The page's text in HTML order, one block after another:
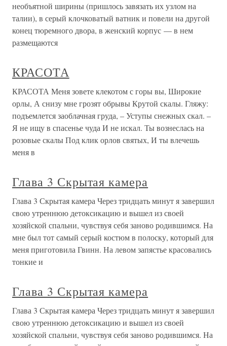
необъятной ширины (пришлось завязать их узлом на
талии), в серый клочковатый ватник и повели на другой
конец тюремного двора, в женский корпус — в нем
размещаются
КРАСОТА
КРАСОТА Меня зовете клекотом с горы вы, Широкие
орлы, А снизу мне грозят обрывы Крутой скалы. Гляжу:
подъемлется заоблачная груда, – Уступы снежных скал. –
Я не ищу в спасенье чуда И не искал. Ты вознеслась на
розовые скалы Под клик орлов святых, И ты влечешь
меня в
Глава 3 Скрытая камера
Глава 3 Скрытая камера Через тридцать минут я завершил
свою утреннюю детоксикацию и вышел из своей
хозяйской спальни, чувствуя себя заново родившимся. На
мне был тот самый серый костюм в полоску, который для
меня приготовила Гвинн. На левом запястье красовались
тонкие и
Глава 3 Скрытая камера
Глава 3 Скрытая камера Через тридцать минут я завершил
свою утреннюю детоксикацию и вышел из своей
хозяйской спальни, чувствуя себя заново родившимся. На